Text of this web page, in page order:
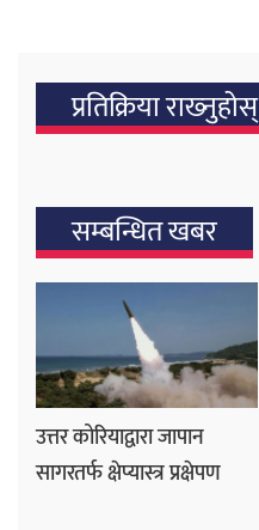
प्रतिक्रिया राख्‍नुहोस्
सम्बन्धित खबर
उत्तर कोरियाद्वारा जापान
सागरतर्फ क्षेप्यास्त्र प्रक्षेपण